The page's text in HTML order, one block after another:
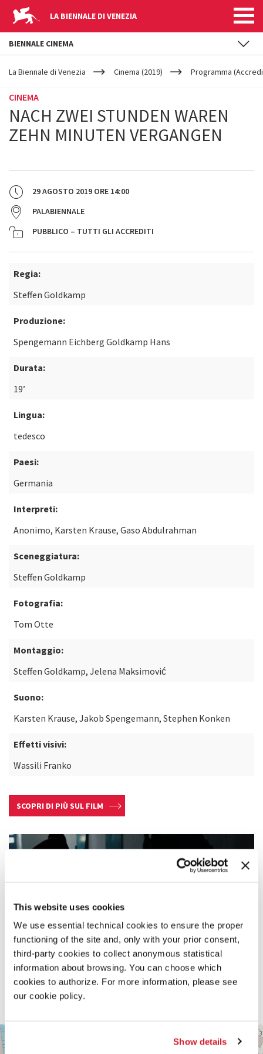
This website uses cookies
We use essential technical cookies to ensure the proper
functioning of the site and, only with your prior consent,
third-party cookies to collect anonymous statistical
information about browsing. You can choose which
cookies to authorize. For more information, please see
our cookie policy.
Show details
LA BIENNALE DI VENEZIA
YOUR
ARE
La Biennale di Venezia Cinema (2019) Programma
CINEMA
NACH ZWEI STUNDEN WAREN
ZEHN MINUTEN VERGANGEN
29 AGOSTO 2019 ORE 14:00
PALABIENNALE
PUBBLICO – TUTTI GLI ACCREDITI
Regia:
Steffen Goldkamp
Produzione:
Spengemann Eichberg Goldkamp Hans
Durata:
19’
Lingua:
tedesco
Paesi:
Germania
Interpreti:
Anonimo, Karsten Krause, Gaso Abdulrahman
Sceneggiatura:
Steffen Goldkamp
Fotografia:
Tom Otte
Montaggio:
Steffen Goldkamp, Jelena Maksimović
Suono:
Karsten Krause, Jakob Spengemann, Stephen Konken
Effetti visivi:
Wassili Franko
SCOPRI DI PIÙ SUL FILM
PALABIENNALE
VIA
BIENNALE CINEMA